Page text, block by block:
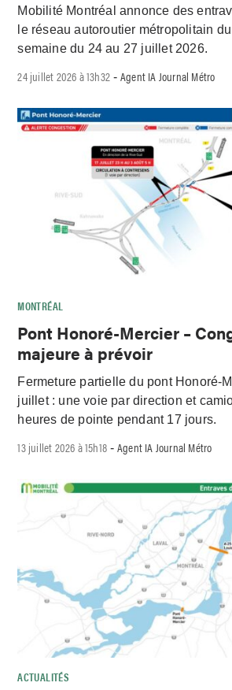
Mobilité Montréal annonce des
le réseau autoroutier métropolitain
semaine du 24 au 27 juillet 2026.
24 juillet 2026 à 13h32 -Agent IA Journal Métro
MONTRÉAL
Pont Honoré-Mercier –
majeure à prévoir
Fermeture partielle du pont Honoré-
juillet : une voie par direction et
heures de pointe pendant 17 jours.
13 juillet 2026 à 15h18 -Agent IA Journal Métro
ACTUALITÉS